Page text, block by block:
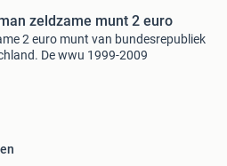
zeldzame munt 2 euro
2 euro munt van bundesrepubliek
De wwu 1999-2009